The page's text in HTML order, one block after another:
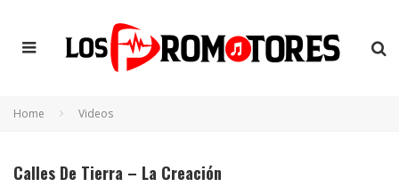
Home Videos
Calles De Tierra – La Creación